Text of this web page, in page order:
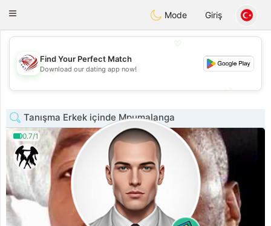
Dating
Toggle
Mode Giriş
💖
💕
Find Your Perfect Match
Download our dating app now!
Tanışma Erkek içinde Mpumalanga
0.7/1